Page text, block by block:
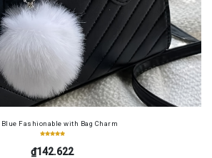
Fashionable with Bag Charm
₫142.622